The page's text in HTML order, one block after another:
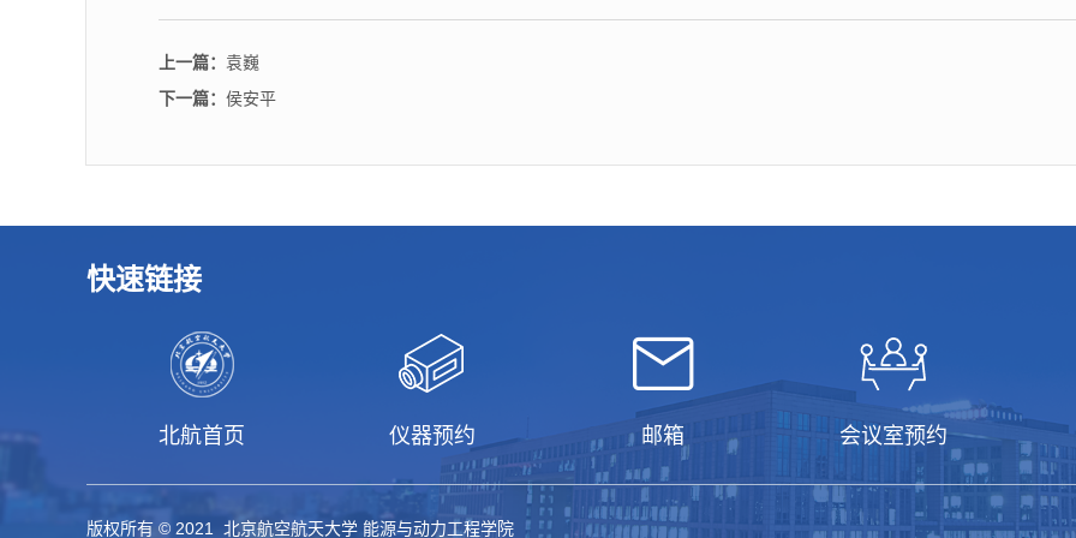
上一篇： 袁巍
下一篇： 侯安平
快速链接
北航首页 仪器预约 邮箱 会议室预约
版权所有 © 2021 北京航空航天大学 能源与动力工程学院